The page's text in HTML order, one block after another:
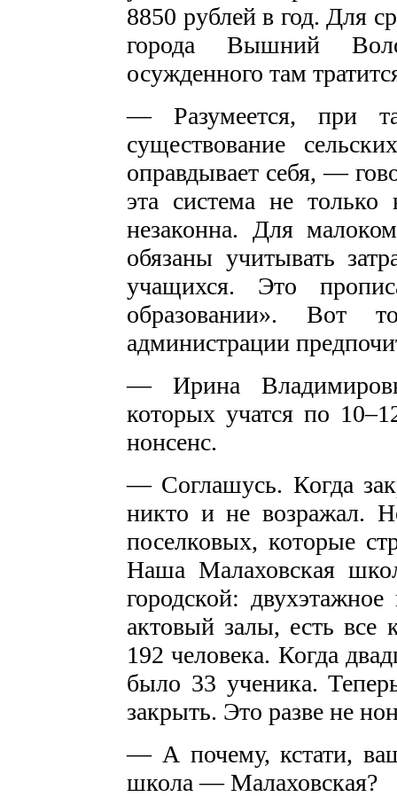
8850 рублей в год. Для
города Вышний
осужденного там
— Разумеется, при
существование
оправдывает себя, —
эта система не
незаконна. Для
обязаны учитывать
учащихся. Это
образовании». Вот
администрации
— Ирина
которых учатся по
нонсенс.
— Соглашусь. Когда
никто и не возражал.
поселковых, которые
Наша Малаховская
городской:
актовый залы, есть все
192 человека. Когда
было 33 ученика.
закрыть. Это разве не
— А почему, кстати,
школа — Малаховская?